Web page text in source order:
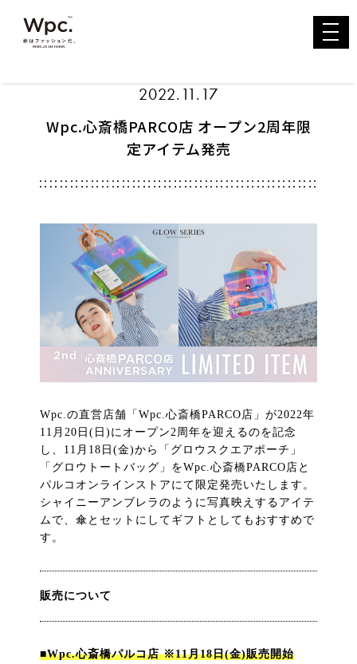
toggle
2022.11.17
Wpc.心斎橋PARCO店 オープン2周年限
定アイテム発売
Wpc.の直営店舗「Wpc.心斎橋PARCO店」が2022年
11月20日(日)にオープン2周年を迎えるのを記念
し、11月18日(金)から「グロウスクエアポーチ」
「グロウトートバッグ」をWpc.心斎橋PARCO店と
パルコオンラインストアにて限定発売いたします。
シャイニーアンブレラのように写真映えするアイテ
ムで、傘とセットにしてギフトとしてもおすすめで
す。
販売について
■Wpc.心斎橋パルコ店 ※11月18日(金)販売開始